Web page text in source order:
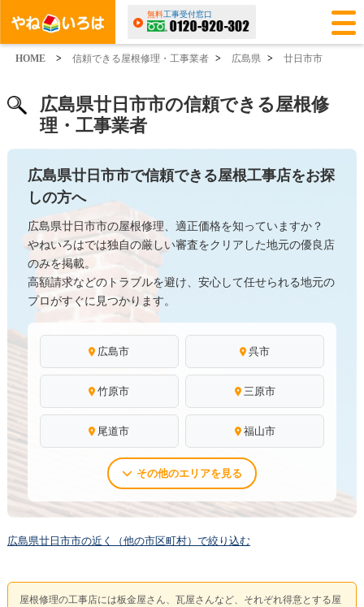
無料工事受付窓口
HOME > 信頼できる屋根修理・工事業者 > 広島県 > 廿日市市
広島県廿日市市の信頼できる屋根修
理・工事業者
広島県廿日市市で信頼できる屋根工事店をお探
しの方へ
広島県廿日市市の屋根修理、適正価格を知っていますか？
やねいろはでは独自の厳しい審査をクリアした地元の優良店
のみを掲載。
高額請求などのトラブルを避け、安心して任せられる地元の
プロがすぐに見つかります。
広島市 呉市
竹原市 三原市
尾道市 福山市
その他のエリアを見る
広島県廿日市市の近く（他の市区町村）で絞り込む
屋根修理の工事店には板金屋さん、瓦屋さんなど、それぞれ得意とする屋